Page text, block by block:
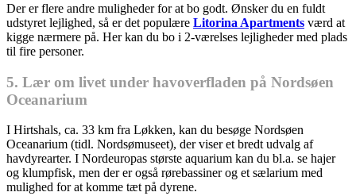
Der er flere andre muligheder for at bo godt. Ønsker du en fuldt
udstyret lejlighed, så er det populære Litorina Apartments værd at
kigge nærmere på. Her kan du bo i 2-værelses lejligheder med plads
til fire personer.
5. Lær om livet under havoverfladen på Nordsøen
Oceanarium
I Hirtshals, ca. 33 km fra Løkken, kan du besøge Nordsøen
Oceanarium (tidl. Nordsømuseet), der viser et bredt udvalg af
havdyrearter. I Nordeuropas største aquarium kan du bl.a. se hajer
og klumpfisk, men der er også rørebassiner og et sælarium med
mulighed for at komme tæt på dyrene.